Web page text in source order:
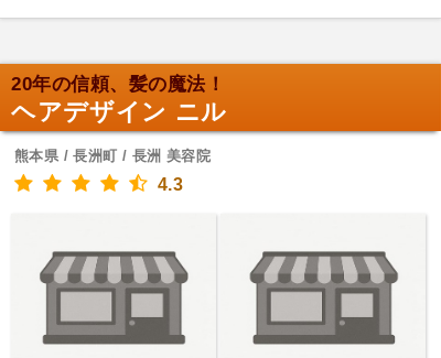
20年の信頼、髪の魔法！
ヘアデザイン ニル
熊本県 / 長洲町 / 長洲 美容院
4.3